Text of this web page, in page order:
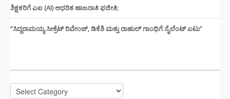
ಶಿಕ್ಷಕರಿಗೆ ಎಐ (AI) ಆಧರಿತ ಹಾಜರಾತಿ ಫಜೀತಿ;
“ಸಿದ್ದರಾಮಯ್ಯ ಸೀಕ್ರೆಟ್ ರಿವೇಂಜ್‌, ಡಿಕೆಶಿ ಮತ್ತು ರಾಹುಲ್‌ ಗಾಂಧಿಗೆ ಸೈಲೆಂಟ್ ಏಟು”
Categories